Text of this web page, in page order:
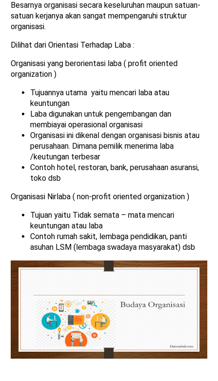
Besarnya organisasi secara keseluruhan maupun satuan-
satuan kerjanya akan sangat mempengaruhi struktur
organisasi.
Dilihat dari Orientasi Terhadap Laba :
Organisasi yang berorientasi laba ( profit oriented
organization )
Tujuannya utama yaitu mencari laba atau
keuntungan
Laba digunakan untuk pengembangan dan
membiayai operasional organisasi
Organisasi ini dikenal dengan organisasi bisnis atau
perusahaan. Dimana pemilik menerima laba
/keutungan terbesar
Contoh hotel, restoran, bank, perusahaan asuransi,
toko dsb
Organisasi Nirlaba ( non-profit oriented organization )
Tujuan yaitu Tidak semata – mata mencari
keuntungan atau laba
Contoh rumah sakit, lembaga pendidikan, panti
asuhan LSM (lembaga swadaya masyarakat) dsb